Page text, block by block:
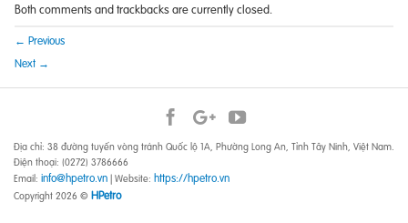
Both comments and trackbacks are currently closed.
← Previous
Next →
Địa chỉ: 38 đường tuyến vòng tránh Quốc lộ 1A, Phường Long An, Tỉnh Tây Ninh, Việt Nam.
Điện thoại: (0272) 3786666
Email: info@hpetro.vn | Website: https://hpetro.vn
Copyright 2026 © HPetro